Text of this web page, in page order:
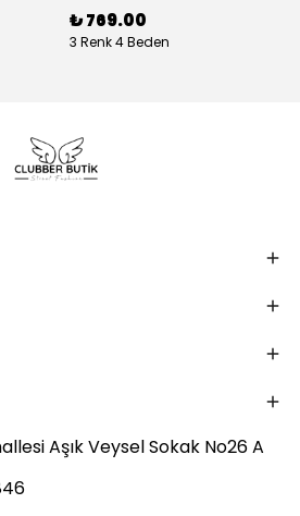
₺ 769.00
3 Renk 4 Beden
Aşık Veysel Sokak No26 A